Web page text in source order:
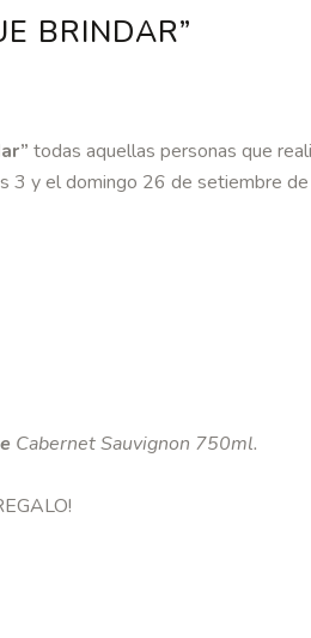
BRINDAR”
todas aquellas personas que
3 y el domingo 26 de setiembre de
Cabernet Sauvignon 750ml.